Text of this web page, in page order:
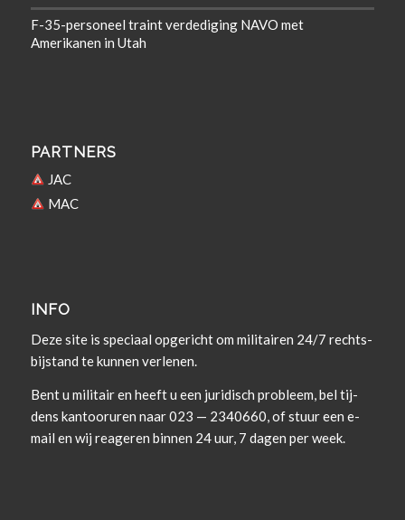
F-35-personeel traint verdediging NAVO met
Amerikanen in Utah
PARTNERS
JAC
MAC
INFO
Deze site is spe­ci­aal opgericht om militairen 24/7 rechts­
bi­j­s­tand te kun­nen verlenen.
Bent u militair en heeft u een juridisch prob­leem, bel tij­
dens kan­tooruren naar 023 — 2340660, of stuur een e-
mail en wij rea­geren bin­nen 24 uur, 7 dagen per week.